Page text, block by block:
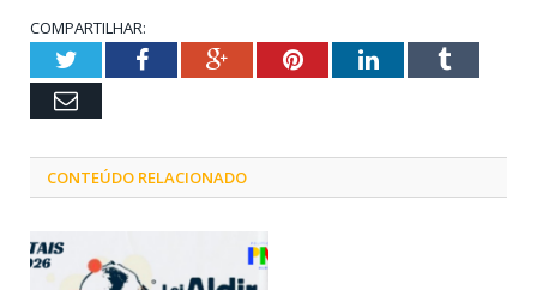
COMPARTILHAR:
TwitterFacebookGoogle+PinterestLinkedInTumblr
Email
CONTEÚDO RELACIONADO